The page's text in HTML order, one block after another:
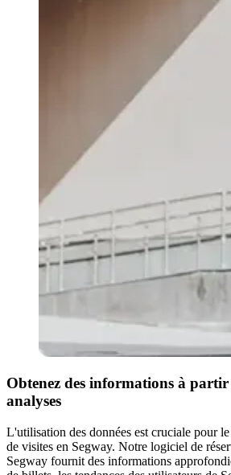
Obtenez des informations à partir
analyses
L'utilisation des données est cruciale pour
de visites en Segway. Notre logiciel de
Segway fournit des informations